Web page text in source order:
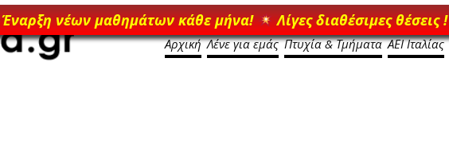
Έναρξη νέων μαθημάτων κάθε μήνα! Λίγες διαθέσιμες θέσεις !
Αρχική Λένε για εμάς Πτυχία & Τμήματα ΑΕΙ Ιταλίας